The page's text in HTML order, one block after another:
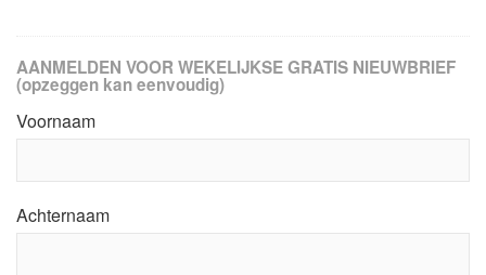
AANMELDEN VOOR WEKELIJKSE GRATIS NIEUWBRIEF
(opzeggen kan eenvoudig)
Voornaam
Achternaam